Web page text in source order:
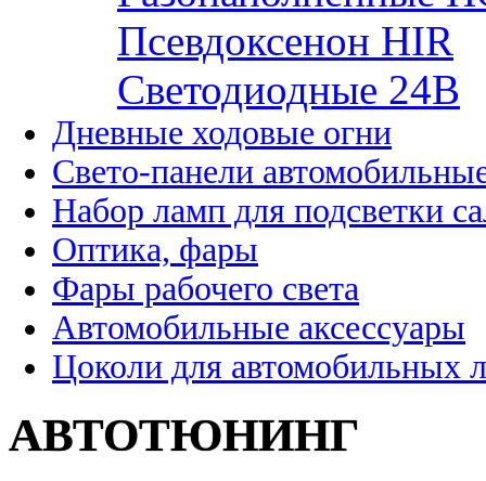
Псевдоксенон HIR
Cветодиодные 24B
Дневные ходовые огни
Свето-панели
Набор ламп для подсветки
Оптика, фары
Фары рабочего света
Автомобильные аксессуары
Цоколи для автомобильных
АВТОТЮНИНГ